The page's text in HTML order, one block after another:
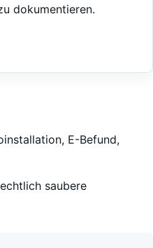
dokumentieren.
E-Befund,
saubere